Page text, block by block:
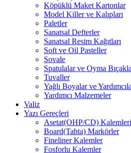
Köpüklü Maket Kartonlar
Model Killer ve Kalıpları
Paletler
Sanatsal Defterler
Sanatsal Resim Kağıtları
Soft ve Oil Pasteller
Şovale
Spatulalar ve Oyma
Tuvaller
Yağlı Boyalar ve
Yardımcı Malzemeler
Valiz
Yazı Gereçleri
Asetat(OHP/CD) Kalemleri
Board(Tahta) Markörler
Fineliner Kalemler
Fosforlu Kalemler